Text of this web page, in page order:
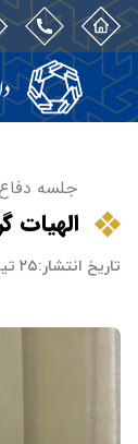
جلسه دفاع
الهیات
تاریخ انتشار:۲۵ تیر ۱۳۹۸